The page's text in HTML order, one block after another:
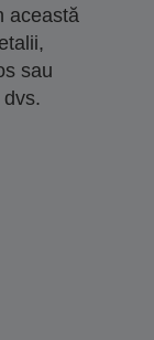
această
sau